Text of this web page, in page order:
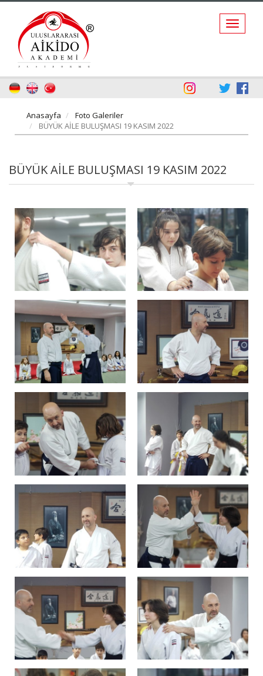
Anasayfa
Foto Galeriler
BÜYÜK AİLE BULUŞMASI 19 KASIM 2022
BÜYÜK AİLE BULUŞMASI 19 KASIM 2022